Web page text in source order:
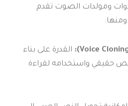
أدوات ومولدات الصوت تقدم
القدرة على بناء
واستخدامه لقراءة